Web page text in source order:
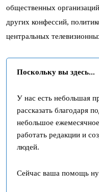
общественных
других конфессий,
центральных
Поскольку вы здесь...
У нас есть небольшая
рассказать благодаря
небольшое
работать редакции и
людей.
Сейчас ваша помощь